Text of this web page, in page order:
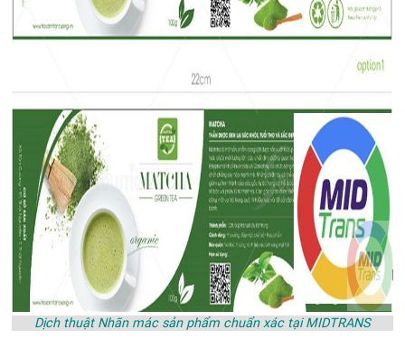
Dịch thuật Nhãn mác sản phẩm chuẩn xác tại MIDTRANS